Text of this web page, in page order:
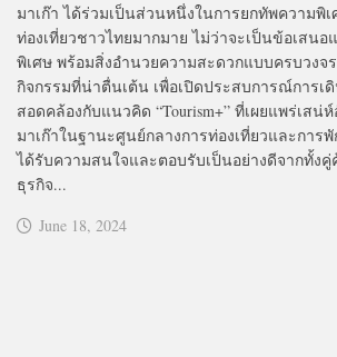
มาเก๊า ได้ร่วมเป็นส่วนหนึ่งในการยกทัพความพิ
ท่องเที่ยวชาวไทยมากมาย ไม่ว่าจะเป็นข้อเสนอ
พิเศษ พร้อมสิ่งอำนวยความสะดวกแบบครบวงจ
กิจกรรมที่น่าตื่นเต้น เพื่อเปิดประสบการณ์การเ
สอดคล้องกับแนวคิด “Tourism+” ที่เผยแพร่เสน่
มาเก๊าในฐานะศูนย์กลางการท่องเที่ยวและการ
ได้รับความสนใจและตอบรับเป็นอย่างดีจากทั้ง
ธุรกิจ...
June 18, 2024